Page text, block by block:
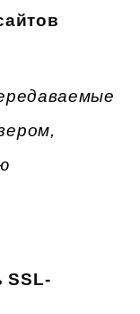
SSL-